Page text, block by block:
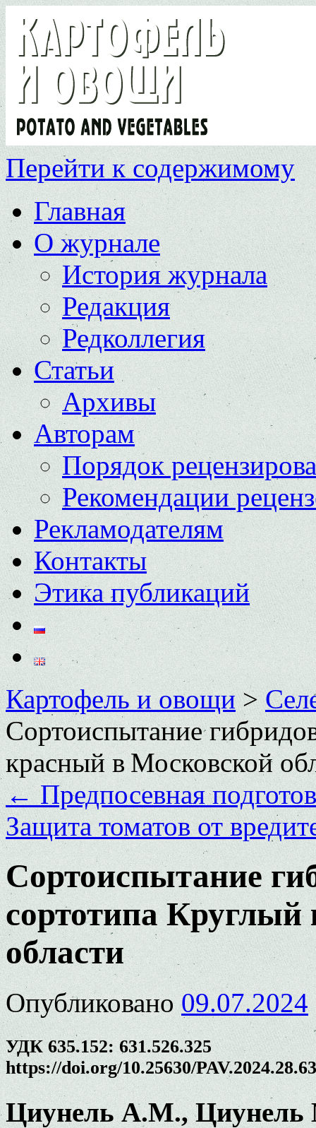
Перейти к содержимому
Главная
О журнале
История журнала
Редакция
Редколлегия
Статьи
Архивы
Авторам
Порядок
Рекомендации
Рекламодателям
Контакты
Этика публикаций
Картофель и овощи>
Сортоиспытание
красный в Московской
←Предпосевная
Защита томатов от
Сортоиспытание
сортотипа
области
Опубликовано 09.07.2024
УДК 635.152: 631.526.325
https://doi.org/10.25630/
Циунель А.М.,